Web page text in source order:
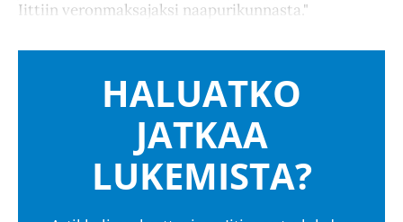
Iittiin veronmaksajaksi naapurikunnasta."
HALUATKO
JATKAA
LUKEMISTA?